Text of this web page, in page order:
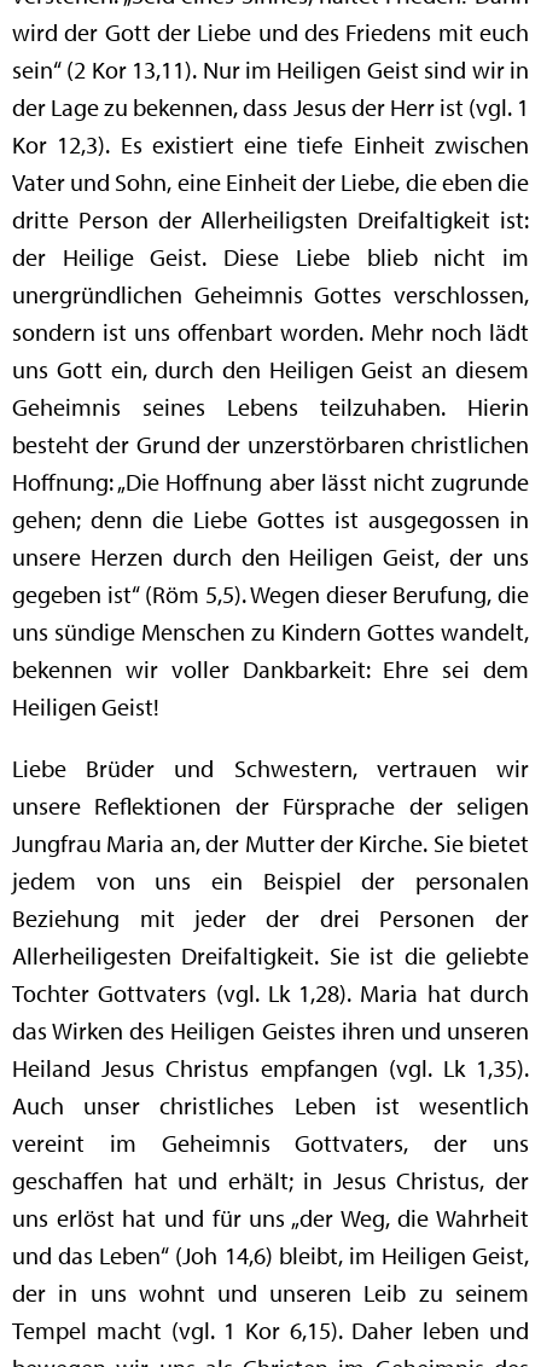
wird der Gott der Liebe und des Friedens mit euch
sein“ (2 Kor 13,11). Nur im Heiligen Geist sind wir in
der Lage zu bekennen, dass Jesus der Herr ist (vgl. 1
Kor 12,3). Es existiert eine tiefe Einheit zwischen
Vater und Sohn, eine Einheit der Liebe, die eben die
dritte Person der Allerheiligsten Dreifaltigkeit ist:
der Heilige Geist. Diese Liebe blieb nicht im
unergründlichen Geheimnis Gottes verschlossen,
sondern ist uns offenbart worden. Mehr noch lädt
uns Gott ein, durch den Heiligen Geist an diesem
Geheimnis seines Lebens teilzuhaben. Hierin
besteht der Grund der unzerstörbaren christlichen
Hoffnung: „Die Hoffnung aber lässt nicht zugrunde
gehen; denn die Liebe Gottes ist ausgegossen in
unsere Herzen durch den Heiligen Geist, der uns
gegeben ist“ (Röm 5,5). Wegen dieser Berufung, die
uns sündige Menschen zu Kindern Gottes wandelt,
bekennen wir voller Dankbarkeit: Ehre sei dem
Heiligen Geist!
Liebe Brüder und Schwestern, vertrauen wir
unsere Reflektionen der Fürsprache der seligen
Jungfrau Maria an, der Mutter der Kirche. Sie bietet
jedem von uns ein Beispiel der personalen
Beziehung mit jeder der drei Personen der
Allerheiligesten Dreifaltigkeit. Sie ist die geliebte
Tochter Gottvaters (vgl. Lk 1,28). Maria hat durch
das Wirken des Heiligen Geistes ihren und unseren
Heiland Jesus Christus empfangen (vgl. Lk 1,35).
Auch unser christliches Leben ist wesentlich
vereint im Geheimnis Gottvaters, der uns
geschaffen hat und erhält; in Jesus Christus, der
uns erlöst hat und für uns „der Weg, die Wahrheit
und das Leben“ (Joh 14,6) bleibt, im Heiligen Geist,
der in uns wohnt und unseren Leib zu seinem
Tempel macht (vgl. 1 Kor 6,15). Daher leben und